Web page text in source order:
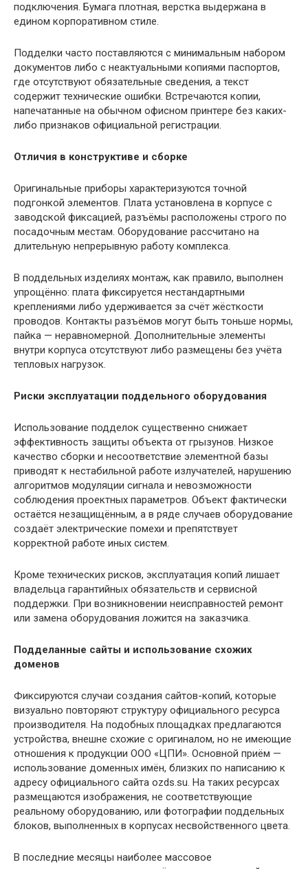
подключения. Бумага плотная, верстка выдержана в
едином корпоративном стиле.
Подделки часто поставляются с минимальным набором
документов либо с неактуальными копиями паспортов,
где отсутствуют обязательные сведения, а текст
содержит технические ошибки. Встречаются копии,
напечатанные на обычном офисном принтере без каких-
либо признаков официальной регистрации.
Отличия в конструктиве и сборке
Оригинальные приборы характеризуются точной
подгонкой элементов. Плата установлена в корпусе с
заводской фиксацией, разъёмы расположены строго по
посадочным местам. Оборудование рассчитано на
длительную непрерывную работу комплекса.
В поддельных изделиях монтаж, как правило, выполнен
упрощённо: плата фиксируется нестандартными
креплениями либо удерживается за счёт жёсткости
проводов. Контакты разъёмов могут быть тоньше нормы,
пайка — неравномерной. Дополнительные элементы
внутри корпуса отсутствуют либо размещены без учёта
тепловых нагрузок.
Риски эксплуатации поддельного оборудования
Использование подделок существенно снижает
эффективность защиты объекта от грызунов. Низкое
качество сборки и несоответствие элементной базы
приводят к нестабильной работе излучателей, нарушению
алгоритмов модуляции сигнала и невозможности
соблюдения проектных параметров. Объект фактически
остаётся незащищённым, а в ряде случаев оборудование
создаёт электрические помехи и препятствует
корректной работе иных систем.
Кроме технических рисков, эксплуатация копий лишает
владельца гарантийных обязательств и сервисной
поддержки. При возникновении неисправностей ремонт
или замена оборудования ложится на заказчика.
Подделанные сайты и использование схожих
доменов
Фиксируются случаи создания сайтов-копий, которые
визуально повторяют структуру официального ресурса
производителя. На подобных площадках предлагаются
устройства, внешне схожие с оригиналом, но не имеющие
отношения к продукции ООО «ЦПИ». Основной приём —
использование доменных имён, близких по написанию к
адресу официального сайта ozds.su. На таких ресурсах
размещаются изображения, не соответствующие
реальному оборудованию, или фотографии поддельных
блоков, выполненных в корпусах несвойственного цвета.
В последние месяцы наиболее массовое